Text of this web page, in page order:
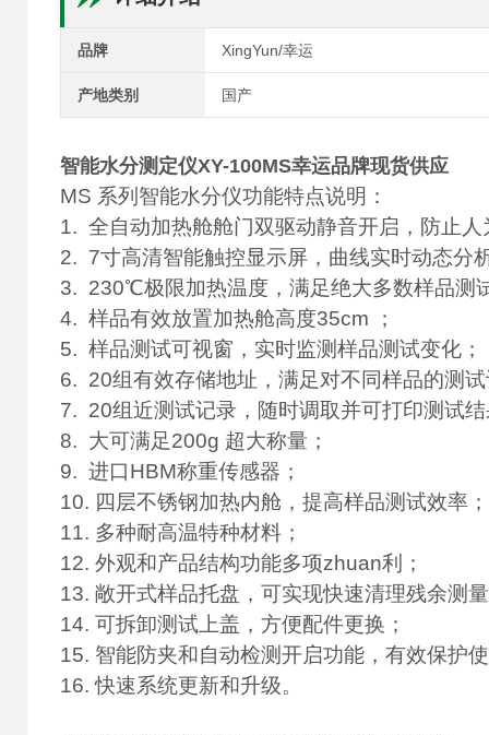
品牌 XingYun/幸运
产地类别 国产
智能水分测定仪XY-100MS幸运品牌现货供应
MS 系列智能水分仪功能特点说明：
1. 全自动加热舱舱门双驱动静音开启，防止
2. 7寸高清智能触控显示屏，曲线实时动态分
3. 230℃极限加热温度，满足绝大多数样品测
4. 样品有效放置加热舱高度35cm ；
5. 样品测试可视窗，实时监测样品测试变化；
6. 20组有效存储地址，满足对不同样品的测
7. 20组近测试记录，随时调取并可打印测试
8. 大可满足200g 超大称量；
9. 进口HBM称重传感器；
10. 四层不锈钢加热内舱，提高样品测试效率；
11. 多种耐高温特种材料；
12. 外观和产品结构功能多项zhuan利；
13. 敞开式样品托盘，可实现快速清理残余测
14. 可拆卸测试上盖，方便配件更换；
15. 智能防夹和自动检测开启功能，有效保护
16. 快速系统更新和升级。